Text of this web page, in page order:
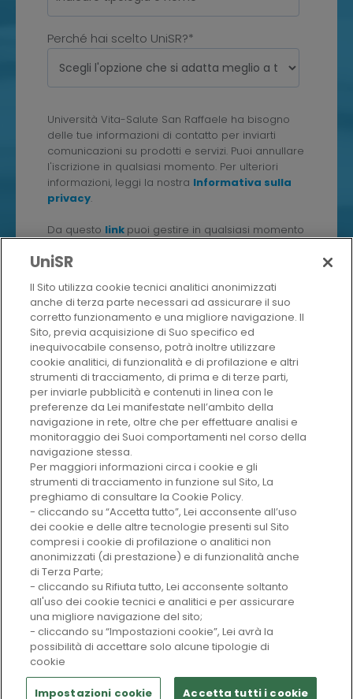
Perché hai scelto UniSR?*
Università Vita-Salute San Raffaele ha bisogno
delle tue informazioni di contatto per inviarti
comunicazioni su prodotti e servizi. Puoi annullare
l'iscrizione in qualsiasi momento. Per ulteriori
informazioni, leggi la nostra Informativa sulla
privacy.
Da questo link puoi gestire in qualsiasi momento
Raffaele.
Accetti di ricevere materiali informativi e
commerciali offerti da Università San
Raffaele?
Facendo clic sul pulsante qui sotto, si consente a
Università Vita-Salute San Raffaele di archiviare e
utilizzare le informazioni per fornire il contenuto
richiesto.
© 2026 Università Vita-Salute San Raffaele
UniSR
Il Sito utilizza cookie tecnici analitici anonimizzati
anche di terza parte necessari ad assicurare il suo
corretto funzionamento e una migliore navigazione. Il
Sito, previa acquisizione di Suo specifico ed
inequivocabile consenso, potrà inoltre utilizzare
cookie analitici, di funzionalità e di profilazione e altri
strumenti di tracciamento, di prima e di terze parti,
per inviarle pubblicità e contenuti in linea con le
preferenze da Lei manifestate nell’ambito della
navigazione in rete, oltre che per effettuare analisi e
monitoraggio dei Suoi comportamenti nel corso della
navigazione stessa.
Per maggiori informazioni circa i cookie e gli
strumenti di tracciamento in funzione sul Sito, La
preghiamo di consultare la Cookie Policy.
- cliccando su “Accetta tutto”, Lei acconsente all’uso
dei cookie e delle altre tecnologie presenti sul Sito
compresi i cookie di profilazione o analitici non
anonimizzati (di prestazione) e di funzionalità anche
di Terza Parte;
- cliccando su Rifiuta tutto, Lei acconsente soltanto
all'uso dei cookie tecnici e analitici e per assicurare
una migliore navigazione del sito;
- cliccando su “Impostazioni cookie”, Lei avrà la
possibilità di accettare solo alcune tipologie di
cookie
Impostazioni cookie Accetta tutti i cookie